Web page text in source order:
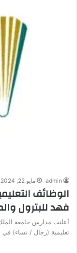
admin مايو 22, 2024
الوظائف
فهد للبترول
أعلنت مدارس جامعة
تعليمية (رجال / نساء)